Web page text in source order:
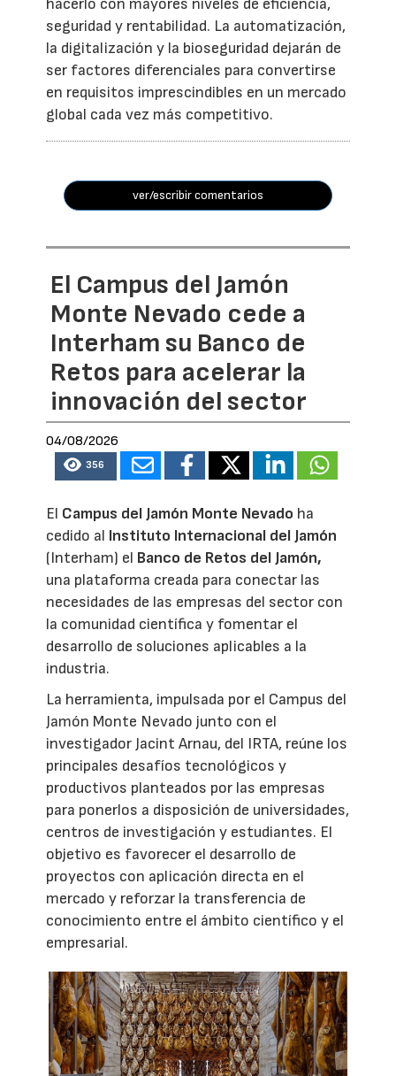
seguridad y rentabilidad. La automatización,
la digitalización y la bioseguridad dejarán de
ser factores diferenciales para convertirse
en requisitos imprescindibles en un mercado
global cada vez más competitivo.
ver/escribir comentarios
El Campus del Jamón
Monte Nevado cede a
Interham su Banco de
Retos para acelerar la
innovación del sector
04/08/2026
356
El Campus del Jamón Monte Nevado ha
cedido al Instituto Internacional del Jamón
(Interham) el Banco de Retos del Jamón,
una plataforma creada para conectar las
necesidades de las empresas del sector con
la comunidad científica y fomentar el
desarrollo de soluciones aplicables a la
industria.
La herramienta, impulsada por el Campus del
Jamón Monte Nevado junto con el
investigador Jacint Arnau, del IRTA, reúne los
principales desafíos tecnológicos y
productivos planteados por las empresas
para ponerlos a disposición de universidades,
centros de investigación y estudiantes. El
objetivo es favorecer el desarrollo de
proyectos con aplicación directa en el
mercado y reforzar la transferencia de
conocimiento entre el ámbito científico y el
empresarial.